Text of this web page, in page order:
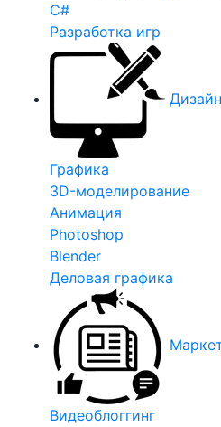
C#
Разработка игр
Дизайн
Графика
3D-моделирование
Анимация
Photoshop
Blender
Деловая графика
Видеоблоггинг